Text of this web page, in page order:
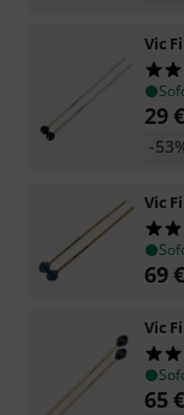
Vic
29€
-
Vic
69€
Vic
65€